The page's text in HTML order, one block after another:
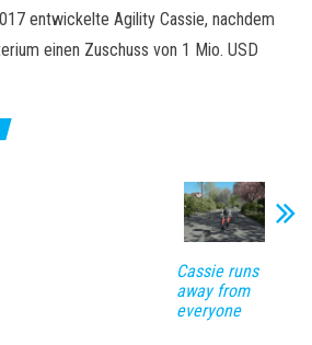
entwickelte Agility Cassie, nachdem
einen Zuschuss von 1 Mio. USD
Cassie runs
away from
everyone